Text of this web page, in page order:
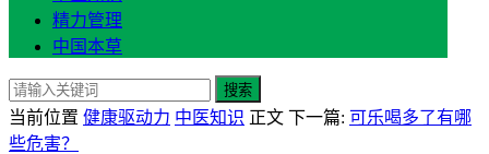
精力管理
中国本草
搜索
当前位置 健康驱动力 中医知识 正文 下一篇: 可乐喝多了有哪
些危害？